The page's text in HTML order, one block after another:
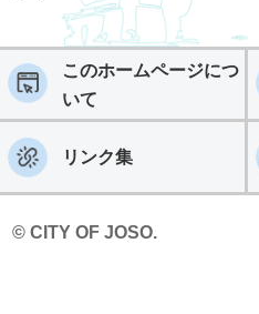
このホームページにつ
いて
リンク集
© CITY OF JOSO.